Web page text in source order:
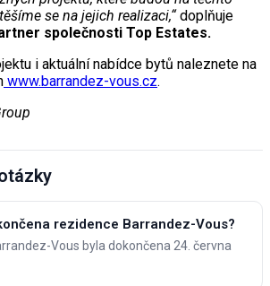
se na jejich realizaci,“doplňuje
společnosti Top Estates.
i aktuální nabídce bytů naleznete na
www.barrandez-vous.cz.
rezidence Barrandez-Vous?
Vous byla dokončena 24. června